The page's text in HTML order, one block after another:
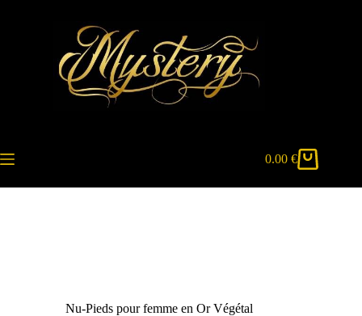
Panier
0.00€
Nu-Pieds pour femme en Or Végétal